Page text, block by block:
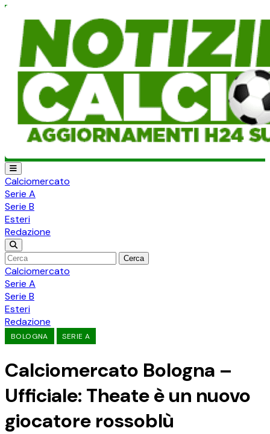
Calciomercato
Serie A
Serie B
Esteri
Redazione
Cerca
Calciomercato
Serie A
Serie B
Esteri
Redazione
BOLOGNA SERIE A
Calciomercato Bologna –
Ufficiale: Theate è un nuovo
giocatore rossoblù